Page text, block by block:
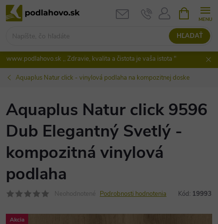
Prejsť
na
HĽADAŤ
KOŠÍK
www.podlahovo.sk ,, Zdravie, kvalita a čistota je vaša istota "
Aquaplus Natur click - vinylová podlaha na kompozitnej doske
Aquaplus Natur click 9596
Dub Elegantný Svetlý -
kompozitná vinylová
podlaha
Neohodnotené Podrobnosti hodnotenia Kód: 19993
Akcia